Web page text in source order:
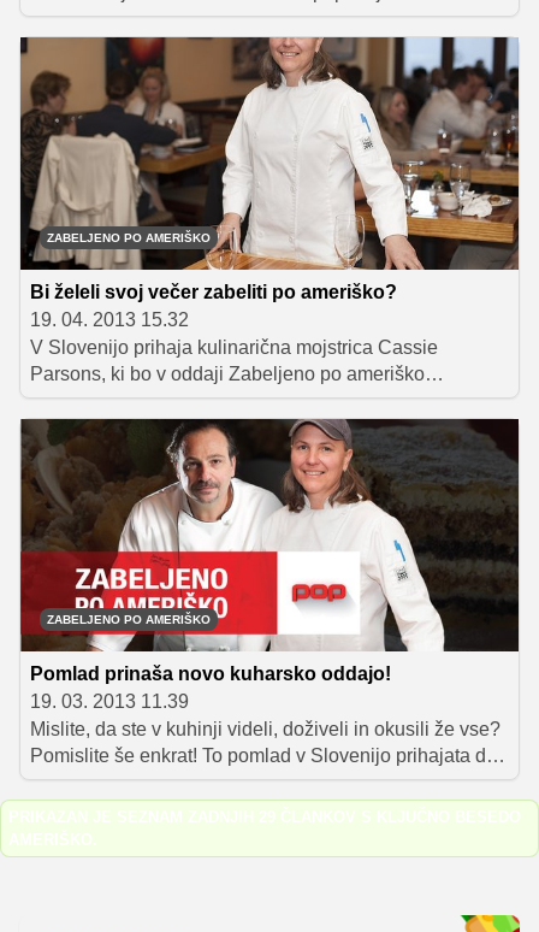
profesionalna ameriška kuharja, Lenny Russo in Cassie
Parsons. Poglejte si, kako se je izziva lotila šefinja
Parsons?
ZABELJENO PO AMERIŠKO
Bi želeli svoj večer zabeliti po ameriško?
19. 04. 2013 15.32
V Slovenijo prihaja kulinarična mojstrica Cassie
Parsons, ki bo v oddaji Zabeljeno po ameriško
slovenskim jedem dodala ameriški pridih. Želite okusiti
njene kulinarične mojstrovine?
ZABELJENO PO AMERIŠKO
Pomlad prinaša novo kuharsko oddajo!
19. 03. 2013 11.39
Mislite, da ste v kuhinji videli, doživeli in okusili že vse?
Pomislite še enkrat! To pomlad v Slovenijo prihajata dva
priznana ameriška kuharja, ki bosta tradicionalno
slovensko kuhinjo obrnila na glavo.
PRIKAZAN JE SEZNAM ZADNJIH 29 ČLANKOV S KLJUČNO BESEDO
AMERIŠKO.